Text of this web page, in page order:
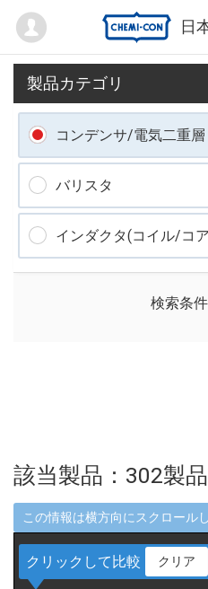
日
Mypage
該当製品： 302製品
クリックして比較 クリア
製品カテゴリ
コンデンサ/電気二重層
バリスタ
インダクタ(コイル/コ
検索条件